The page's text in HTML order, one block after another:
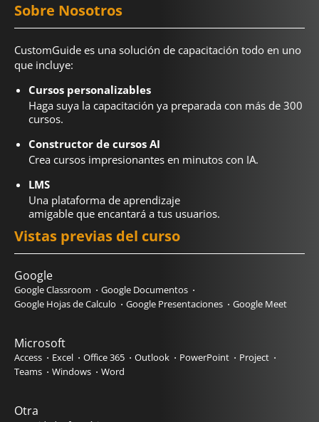
Sobre Nosotros
CustomGuide es una solución de capacitación todo en uno
que incluye:
Cursos personalizables
Haga suya la capacitación ya preparada con más de 300
cursos.
Constructor de cursos AI
Crea cursos impresionantes en minutos con IA.
LMS
Una plataforma de aprendizaje
amigable que encantará a tus usuarios.
Vistas previas del curso
Google
Google Classroom
Google Documentos
Google Hojas de Calculo
Google Presentaciones Google Meet
Microsoft
Access Excel Office 365 Outlook PowerPoint
Project
Teams
Windows Word
Otra